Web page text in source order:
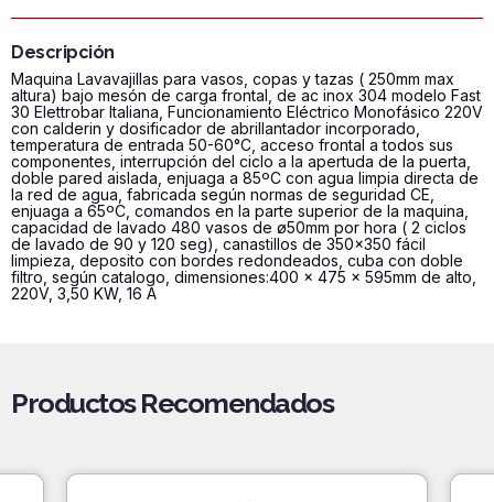
30
cantidad
Descripción
Maquina Lavavajillas para vasos, copas y tazas ( 250mm max
altura) bajo mesón de carga frontal, de ac inox 304 modelo Fast
30 Elettrobar Italiana, Funcionamiento Eléctrico Monofásico 220V
con calderin y dosificador de abrillantador incorporado,
temperatura de entrada 50-60°C, acceso frontal a todos sus
componentes, interrupción del ciclo a la apertuda de la puerta,
doble pared aislada, enjuaga a 85ºC con agua limpia directa de
la red de agua, fabricada según normas de seguridad CE,
enjuaga a 65ºC, comandos en la parte superior de la maquina,
capacidad de lavado 480 vasos de ø50mm por hora ( 2 ciclos
de lavado de 90 y 120 seg), canastillos de 350x350 fácil
limpieza, deposito con bordes redondeados, cuba con doble
filtro, según catalogo, dimensiones:400 x 475 x 595mm de alto,
220V, 3,50 KW, 16 A
Productos Recomendados